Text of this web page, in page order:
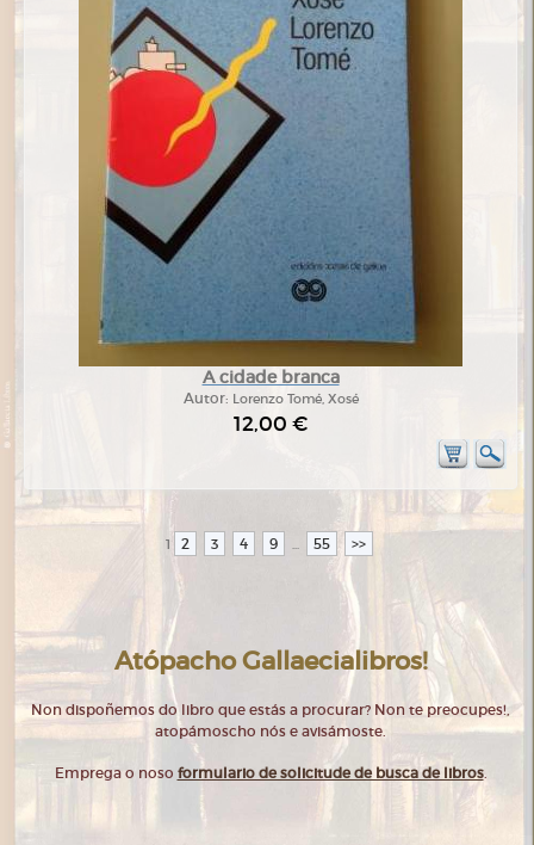
A cidade branca
Autor: Lorenzo Tomé, Xosé
12,00 €
1 2 3 4 9 ... 55 >>
Atópacho Gallaecialibros!
Non dispoñemos do libro que estás a procurar? Non te preocupes!,
atopámoscho nós e avisámoste.
Emprega o noso formulario de solicitude de busca de libros.